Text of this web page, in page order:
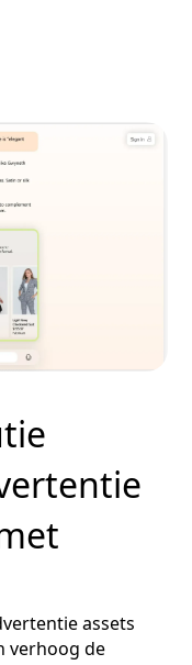
assets
verhoog de